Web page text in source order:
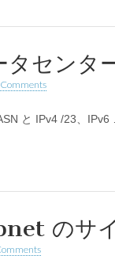
タセンタ
と IPv4 /23、IPv6
のサ